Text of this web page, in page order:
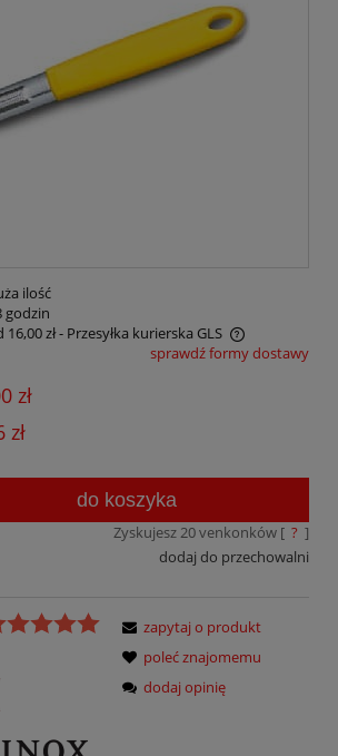
ilość
godzin
16,00 zł- Przesyłka kurierska GLS
ewentualnych kosztów płatnościsprawdź formy dostawy
zł
zł
do koszyka
Zyskujesz 20venkonków [ ? ]
dodaj do przechowalni
zapytaj o produkt
poleć znajomemu
dodaj opinię